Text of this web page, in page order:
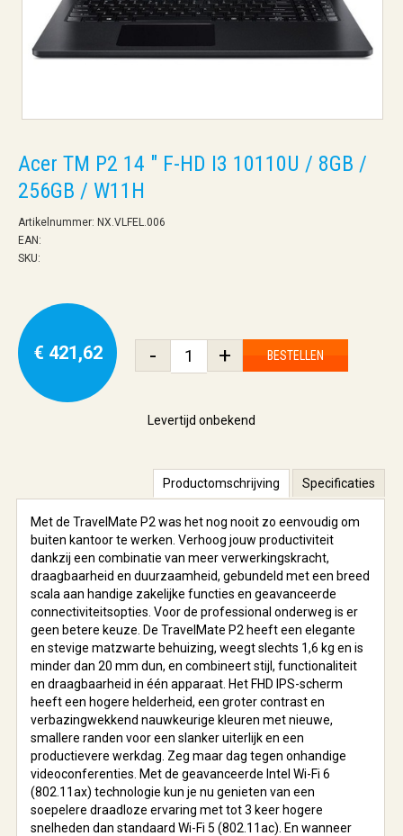
Acer TM P2 14 " F-HD I3 10110U / 8GB /
256GB / W11H
Artikelnummer: NX.VLFEL.006
EAN:
SKU:
€ 421,62 - + BESTELLEN
Levertijd onbekend
Productomschrijving Specificaties
Met de TravelMate P2 was het nog nooit zo eenvoudig om
buiten kantoor te werken. Verhoog jouw productiviteit
dankzij een combinatie van meer verwerkingskracht,
draagbaarheid en duurzaamheid, gebundeld met een breed
scala aan handige zakelijke functies en geavanceerde
connectiviteitsopties. Voor de professional onderweg is er
geen betere keuze. De TravelMate P2 heeft een elegante
en stevige matzwarte behuizing, weegt slechts 1,6 kg en is
minder dan 20 mm dun, en combineert stijl, functionaliteit
en draagbaarheid in één apparaat. Het FHD IPS-scherm
heeft een hogere helderheid, een groter contrast en
verbazingwekkend nauwkeurige kleuren met nieuwe,
smallere randen voor een slanker uiterlijk en een
productievere werkdag. Zeg maar dag tegen onhandige
videoconferenties. Met de geavanceerde Intel Wi-Fi 6
(802.11ax) technologie kun je nu genieten van een
soepelere draadloze ervaring met tot 3 keer hogere
snelheden dan standaard Wi-Fi 5 (802.11ac). En wanneer